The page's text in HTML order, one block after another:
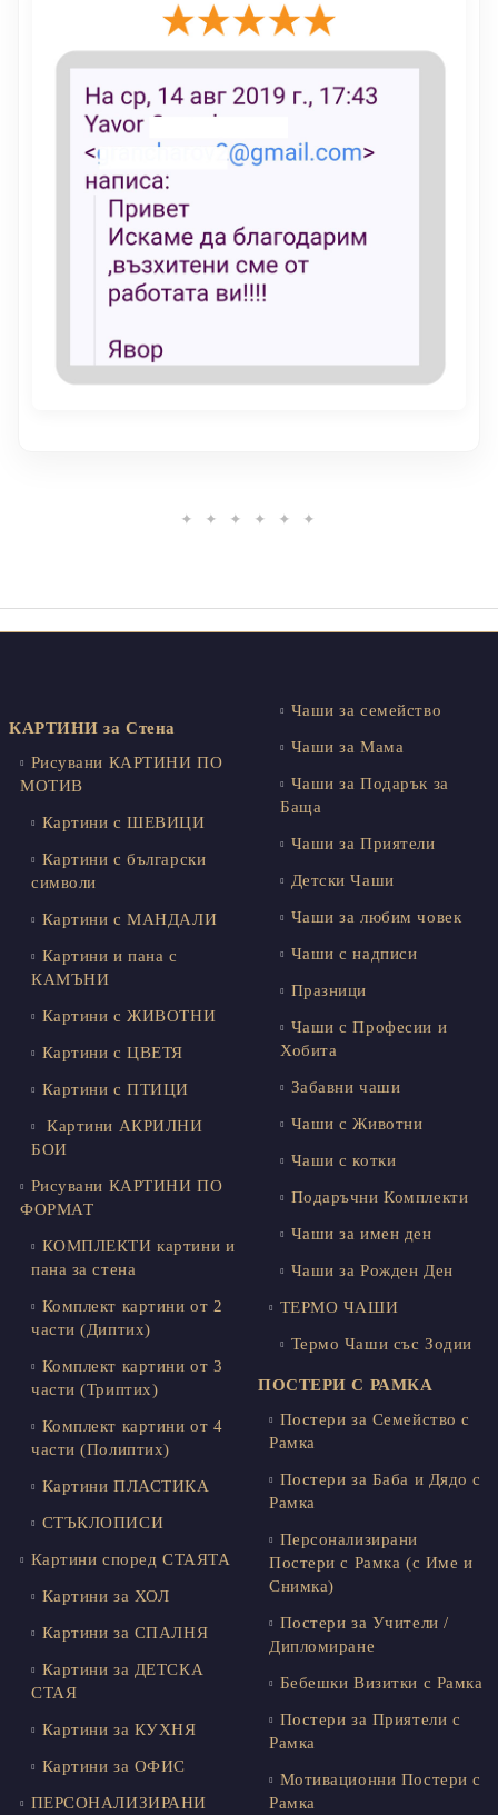
✦ ✦ ✦ ✦ ✦ ✦
КАРТИНИ за Стена
Рисувани КАРТИНИ ПО
МОТИВ
Картини с ШЕВИЦИ
Картини с български
символи
Картини с МАНДАЛИ
Картини и пана с
КАМЪНИ
Картини с ЖИВОТНИ
Картини с ЦВЕТЯ
Картини с ПТИЦИ
Картини АКРИЛНИ
БОИ
Рисувани КАРТИНИ ПО
ФОРМАТ
КОМПЛЕКТИ картини и
пана за стена
Комплект картини от 2
части (Диптих)
Комплект картини от 3
части (Триптих)
Комплект картини от 4
части (Полиптих)
Картини ПЛАСТИКА
СТЪКЛОПИСИ
Картини според СТАЯТА
Картини за ХОЛ
Картини за СПАЛНЯ
Картини за ДЕТСКА
СТАЯ
Картини за КУХНЯ
Картини за ОФИС
ПЕРСОНАЛИЗИРАНИ
Чаши за семейство
Чаши за Мама
Чаши за Подарък за
Баща
Чаши за Приятели
Детски Чаши
Чаши за любим човек
Чаши с надписи
Празници
Чаши с Професии и
Хобита
Забавни чаши
Чаши с Животни
Чаши с котки
Подаръчни Комплекти
Чаши за имен ден
Чаши за Рожден Ден
ТЕРМО ЧАШИ
Термо Чаши със Зодии
ПОСТЕРИ С РАМКА
Постери за Семейство с
Рамка
Постери за Баба и Дядо с
Рамка
Персонализирани
Постери с Рамка (с Име и
Снимка)
Постери за Учители /
Дипломиране
Бебешки Визитки с Рамка
Постери за Приятели с
Рамка
Мотивационни Постери с
Рамка